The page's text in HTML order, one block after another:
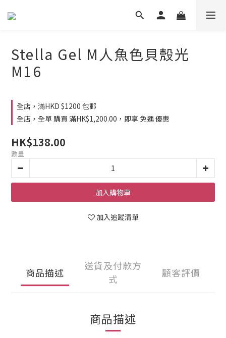
Stella Gel M人魚色貝殼光
M16
全店，滿HKD $1200 包郵
全店，全單 購買 滿HK$1,200.00，即享 免運 優惠
HK$138.00
數量
加入購物車
加入追蹤清單
商品描述
送貨及付款方
式
顧客評價
商品描述